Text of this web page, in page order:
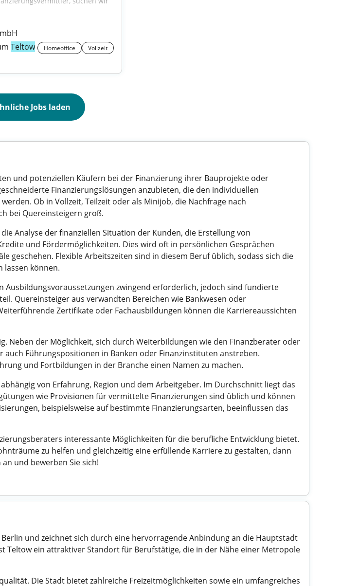
Teltow Homeoffice Vollzeit
Jobs laden
und potenziellen Käufern bei der Finanzierung ihrer Bauprojekte oder
Finanzierungslösungen anzubieten, die den individuellen
Ob in Vollzeit, Teilzeit oder als Minijob, die Nachfrage nach
bei Quereinsteigern groß.
Analyse der finanziellen Situation der Kunden, die Erstellung von
und Fördermöglichkeiten. Dies wird oft in persönlichen Gesprächen
geschehen. Flexible Arbeitszeiten sind in diesem Beruf üblich, sodass sich die
lassen können.
Ausbildungsvoraussetzungen zwingend erforderlich, jedoch sind fundierte
Quereinsteiger aus verwandten Bereichen wie Bankwesen oder
Zertifikate oder Fachausbildungen können die Karriereaussichten
Neben der Möglichkeit, sich durch Weiterbildungen wie den Finanzberater oder
Führungspositionen in Banken oder Finanzinstituten anstreben.
und Fortbildungen in der Branche einen Namen zu machen.
von Erfahrung, Region und dem Arbeitgeber. Im Durchschnitt liegt das
wie Provisionen für vermittelte Finanzierungen sind üblich und können
beispielsweise auf bestimmte Finanzierungsarten, beeinflussen das
interessante Möglichkeiten für die berufliche Entwicklung bietet.
zu helfen und gleichzeitig eine erfüllende Karriere zu gestalten, dann
und bewerben Sie sich!
und zeichnet sich durch eine hervorragende Anbindung an die Hauptstadt
Teltow ein attraktiver Standort für Berufstätige, die in der Nähe einer Metropole
Die Stadt bietet zahlreiche Freizeitmöglichkeiten sowie ein umfangreiches